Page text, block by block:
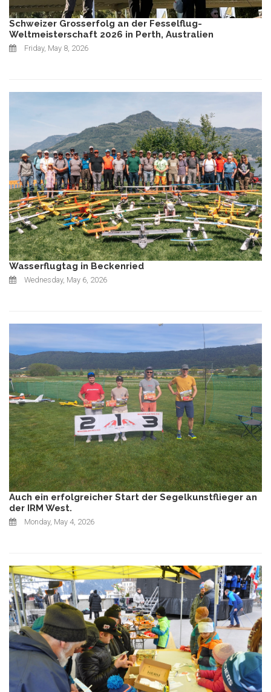
Schweizer Grosserfolg an der Fesselflug-
Weltmeisterschaft 2026 in Perth, Australien
Friday, May 8, 2026
Wasserflugtag in Beckenried
Wednesday, May 6, 2026
Auch ein erfolgreicher Start der Segelkunstflieger an
der IRM West.
Monday, May 4, 2026